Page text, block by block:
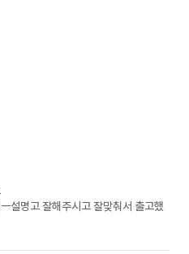
설명고 잘해주시고 잘맞춰서 출고했